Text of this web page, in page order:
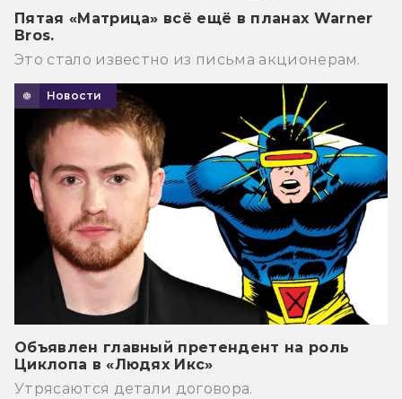
Пятая «Матрица» всё ещё в планах Warner
Bros.
Это стало известно из письма акционерам.
Новости
Объявлен главный претендент на роль
Циклопа в «Людях Икс»
Утрясаются детали договора.